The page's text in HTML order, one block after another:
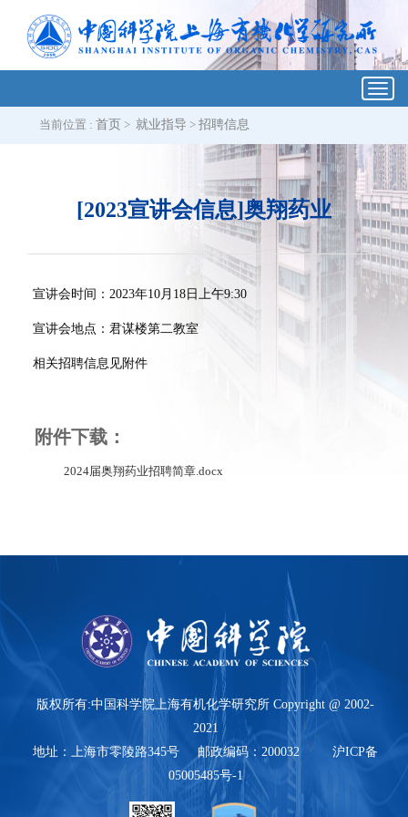
当前位置 : 首页 > 就业指导 > 招聘信息
[2023宣讲会信息]奥翔药业
宣讲会时间： 2023年10月 18 日上午9:30
宣讲会地点：君谋楼第二教室
相关招聘信息见附件
附件下载：
2024届奥翔药业招聘简章.docx
版权所有:中国科学院上海有机化学研究所 Copyright @ 2002-
2021
地址：上海市零陵路345号 邮政编码：200032 沪ICP备
05005485号-1